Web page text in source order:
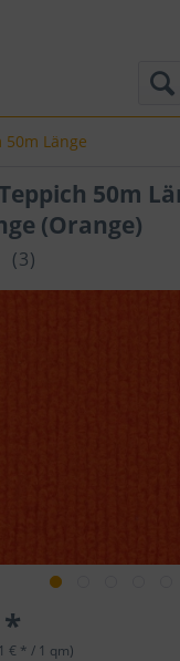
50m Länge
50m
(Orange)
(3)
€ * / 1 qm)